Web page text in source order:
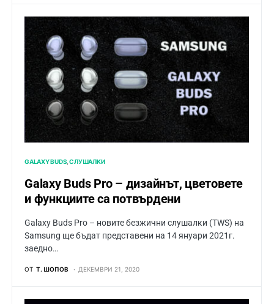
GALAXY BUDS СЛУШАЛКИ
Galaxy Buds Pro – дизайнът, цветовете
и функциите са потвърдени
Galaxy Buds Pro – новите безжични слушалки (TWS) на
Samsung ще бъдат представени на 14 януари 2021г.
заедно…
ОТ Т. ШОПОВ ДЕКЕМВРИ 21, 2020